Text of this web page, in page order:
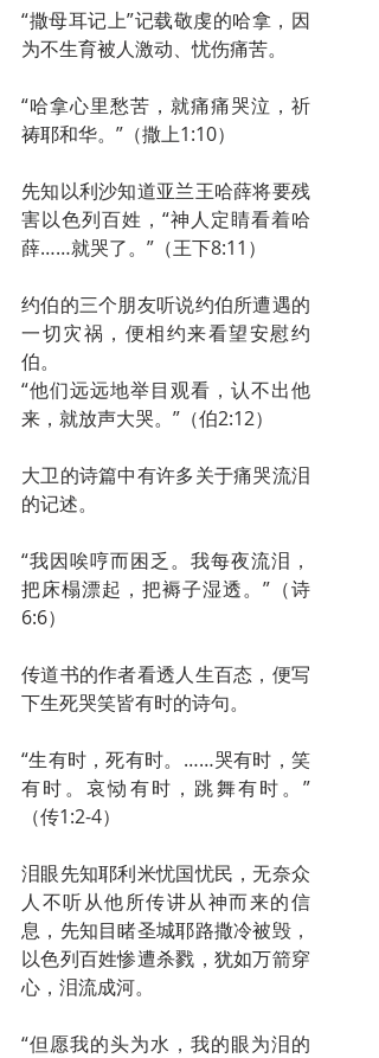
“撒母耳记上”记载敬虔的哈拿，因
为不生育被人激动、忧伤痛苦。
“哈拿心里愁苦，就痛痛哭泣，祈
祷耶和华。”（撒上1:10）
先知以利沙知道亚兰王哈薛将要残
害以色列百姓，“神人定睛看着哈
薛……就哭了。”（王下8:11）
约伯的三个朋友听说约伯所遭遇的
一切灾祸，便相约来看望安慰约
伯。
“他们远远地举目观看，认不出他
来，就放声大哭。”（伯2:12）
大卫的诗篇中有许多关于痛哭流泪
的记述。
“我因唉哼而困乏。我每夜流泪，
把床榻漂起，把褥子湿透。”（诗
6:6）
传道书的作者看透人生百态，便写
下生死哭笑皆有时的诗句。
“生有时，死有时。……哭有时，笑
有时。哀恸有时，跳舞有时。”
（传1:2-4）
泪眼先知耶利米忧国忧民，无奈众
人不听从他所传讲从神而来的信
息，先知目睹圣城耶路撒冷被毁，
以色列百姓惨遭杀戮，犹如万箭穿
心，泪流成河。
“但愿我的头为水，我的眼为泪的